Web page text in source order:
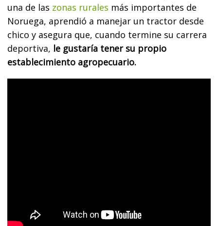
una de las zonas rurales más importantes de
Noruega, aprendió a manejar un tractor desde
chico y asegura que, cuando termine su carrera
deportiva, le gustaría tener su propio
establecimiento agropecuario.